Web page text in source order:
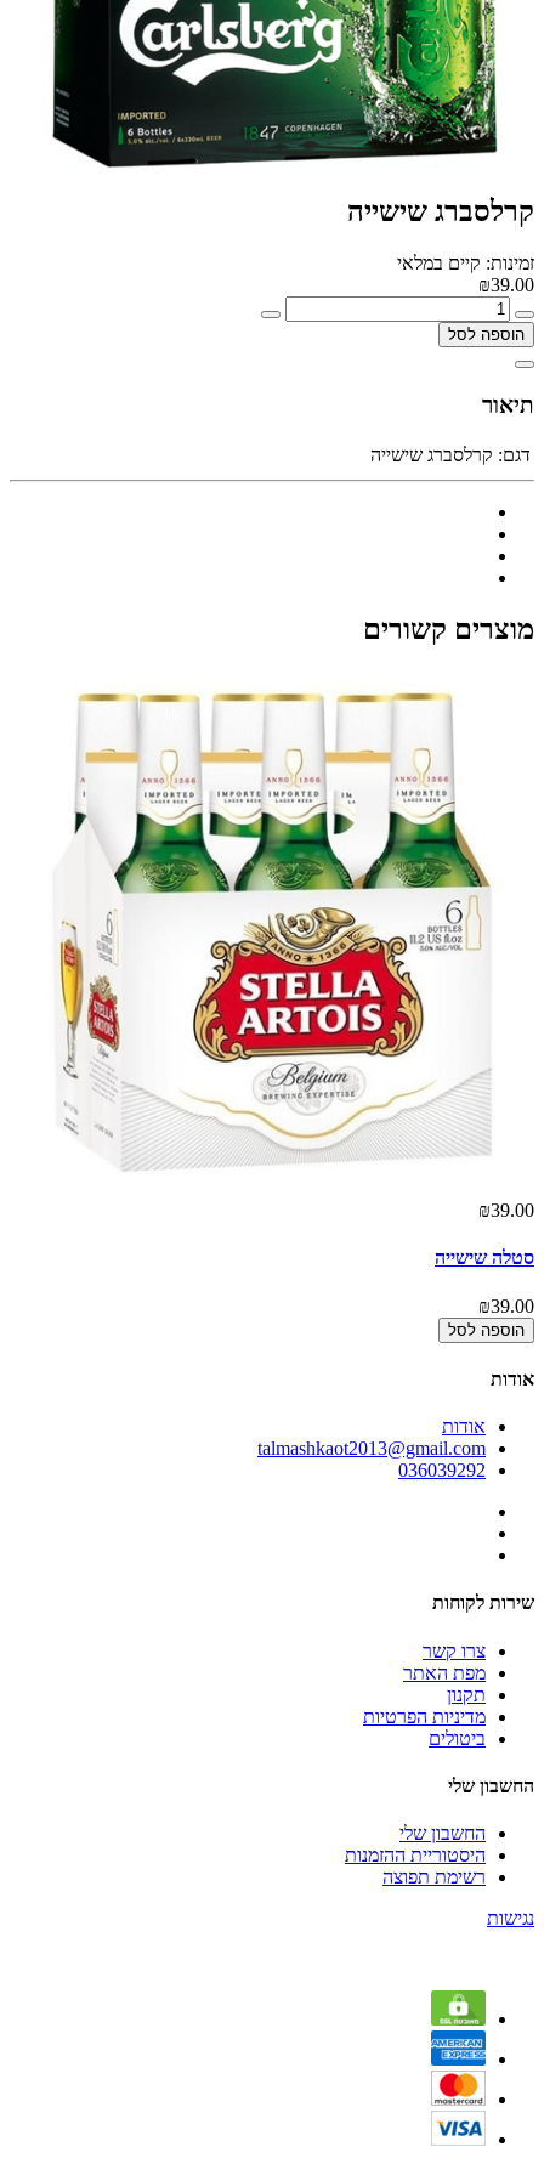
קרלסברג שישייה
זמינות: קיים במלאי
₪39.00
הוספה לסל
תיאור
דגם: קרלסברג שישייה
מוצרים קשורים
₪39.00
סטלה שישייה
₪39.00
הוספה לסל
אודות
אודות
talmashkaot2013@gmail.com
036039292
שירות לקוחות
צרו קשר
מפת האתר
תקנון
מדיניות הפרטיות
ביטולים
החשבון שלי
החשבון שלי
היסטוריית ההזמנות
רשימת תפוצה
נגישות